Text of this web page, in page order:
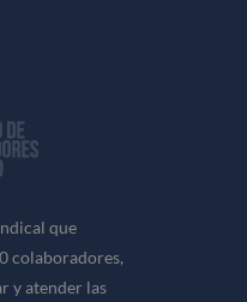
que
colaboradores,
y atender las